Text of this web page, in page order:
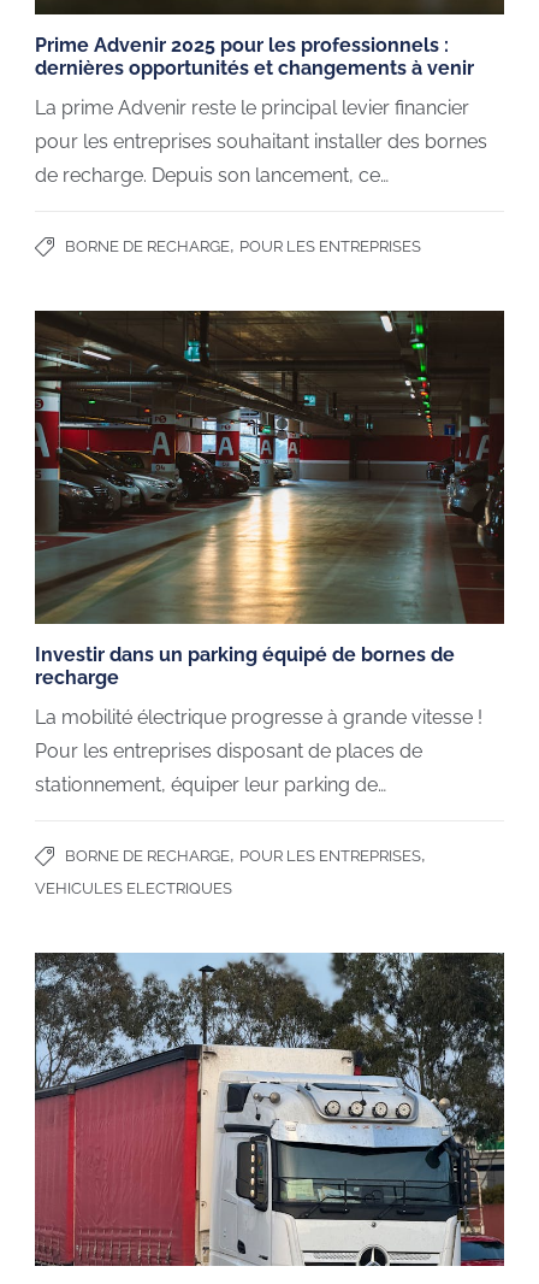
Prime Advenir 2025 pour les professionnels :
dernières opportunités et changements à venir
La prime Advenir reste le principal levier financier
pour les entreprises souhaitant installer des bornes
de recharge. Depuis son lancement, ce…
BORNE DE RECHARGE, POUR LES ENTREPRISES
Investir dans un parking équipé de bornes de
recharge
La mobilité électrique progresse à grande vitesse !
Pour les entreprises disposant de places de
stationnement, équiper leur parking de…
BORNE DE RECHARGE, POUR LES ENTREPRISES,
VEHICULES ELECTRIQUES